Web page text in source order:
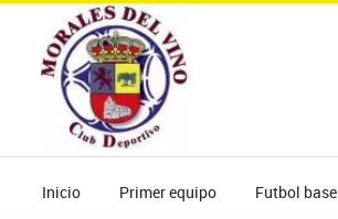
Inicio Primer equipo Futbol base